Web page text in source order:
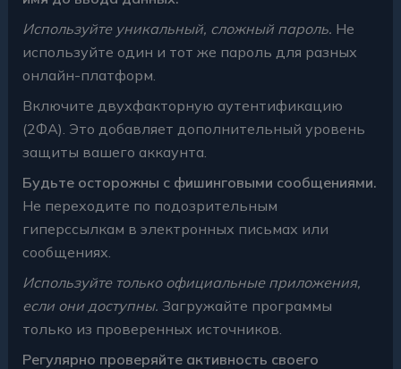
Используйте уникальный, сложный пароль. Не
используйте один и тот же пароль для разных
онлайн-платформ.
Включите двухфакторную аутентификацию
(2ФА). Это добавляет дополнительный уровень
защиты вашего аккаунта.
Будьте осторожны с фишинговыми сообщениями.
Не переходите по подозрительным
гиперссылкам в электронных письмах или
сообщениях.
Используйте только официальные приложения,
если они доступны. Загружайте программы
только из проверенных источников.
Регулярно проверяйте активность своего